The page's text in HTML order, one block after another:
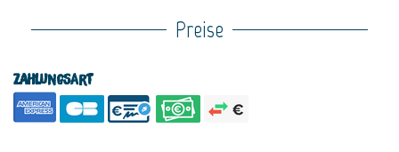
Preise
Zahlungsart